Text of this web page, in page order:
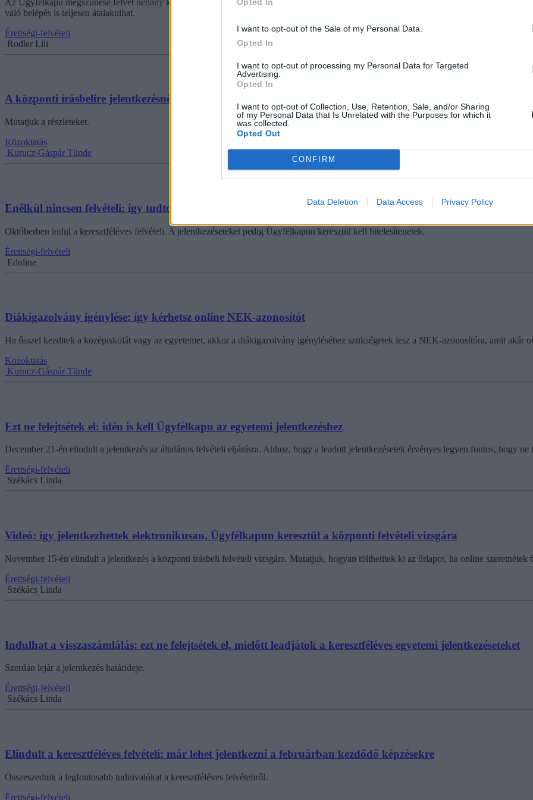
I want to opt-out of the Sale of my Personal Data.
Opted In
I want to opt-out of processing my Personal Data for Targeted
Advertising.
Opted In
I want to opt-out of Collection, Use, Retention, Sale, and/or Sharing
of my Personal Data that Is Unrelated with the Purposes for which it
was collected.
Opted Out
CONFIRM
Data Deletion Data Access Privacy Policy
való belépés is teljesen átalakulhat.
Érettségi-felvételi
Rodler Lili
A központi írásbelire jelentkezésnél a szülőnek vagy a diáknak az ügyfélkapujára van szükség?
Mutatjuk a részleteket.
Közoktatás
Kurucz-Gáspár Tünde
Enélkül nincsen felvételi: így tudtok regisztrálni az Ügyfélkapura
Októberben indul a keresztféléves felvételi. A jelentkezéseteket pedig Ügyfélkapun keresztül kell hitelesítenetek.
Érettségi-felvételi
Eduline
Diákigazolvány igénylése: így kérhetsz online NEK-azonosítót
Ha ősszel kezditek a középiskolát vagy az egyetemet, akkor a diákigazolvány igényléséhez szükségetek lesz a NEK-azonosítóra, amit akár
Közoktatás
Kurucz-Gáspár Tünde
Ezt ne felejtsétek el: idén is kell Ügyfélkapu az egyetemi jelentkezéshez
December 21-én elindult a jelentkezés az általános felvételi eljárásra. Ahhoz, hogy a leadott jelentkezésetek érvényes legyen fontos, hogy
Érettségi-felvételi
Székács Linda
Videó: így jelentkezhettek elektronikusan, Ügyfélkapun keresztül a központi felvételi vizsgára
November 15-én elindult a jelentkezés a központi írásbeli felvételi vizsgára. Mutatjuk, hogyan tölthetitek ki az űrlapot, ha online szeretnétek
Érettségi-felvételi
Székács Linda
Indulhat a visszaszámlálás: ezt ne felejtsétek el, mielőtt leadjátok a keresztféléves egyetemi jelentkezéseteket
Szerdán lejár a jelentkezés határideje.
Érettségi-felvételi
Székács Linda
Elindult a keresztféléves felvételi: már lehet jelentkezni a februárban kezdődő képzésekre
Összeszedtük a legfontosabb tudnivalókat a keresztféléves felvételiről.
Érettségi-felvételi